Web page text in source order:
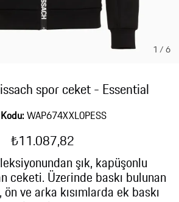
1 /6
spor ceket - Essential
WAP674XXL0PESS
₺11.087,82
şık, kapüşonlu
ceketi. Üzerinde baskı bulunan
ve arka kısımlarda ek baskı